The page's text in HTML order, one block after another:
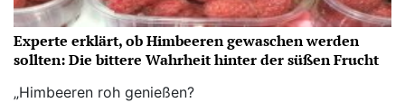
Experte erklärt, ob Himbeeren gewaschen werden
sollten: Die bittere Wahrheit hinter der süßen Frucht
„Himbeeren roh genießen?